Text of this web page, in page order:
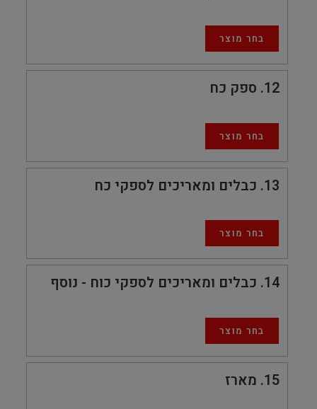
בחר מוצר
12 ספק כח
בחר מוצר
13 כבלים ומאריכים לספקי כח
בחר מוצר
14 כבלים ומאריכים לספקי כוח - נוסף
בחר מוצר
15 מארז